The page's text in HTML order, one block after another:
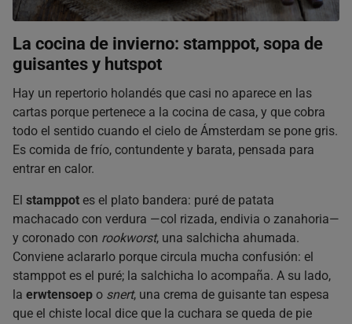
La cocina de invierno: stamppot, sopa de
guisantes y hutspot
Hay un repertorio holandés que casi no aparece en las
cartas porque pertenece a la cocina de casa, y que cobra
todo el sentido cuando el cielo de Ámsterdam se pone gris.
Es comida de frío, contundente y barata, pensada para
entrar en calor.
El stamppot es el plato bandera: puré de patata
machacado con verdura —col rizada, endivia o zanahoria—
y coronado con rookworst, una salchicha ahumada.
Conviene aclararlo porque circula mucha confusión: el
stamppot es el puré; la salchicha lo acompaña. A su lado,
la erwtensoep o snert, una crema de guisante tan espesa
que el chiste local dice que la cuchara se queda de pie